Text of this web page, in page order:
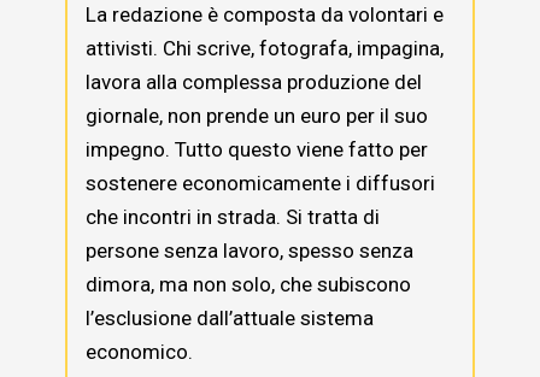
La redazione è composta da volontari e
attivisti. Chi scrive, fotografa, impagina,
lavora alla complessa produzione del
giornale, non prende un euro per il suo
impegno. Tutto questo viene fatto per
sostenere economicamente i diffusori
che incontri in strada. Si tratta di
persone senza lavoro, spesso senza
dimora, ma non solo, che subiscono
l’esclusione dall’attuale sistema
economico.